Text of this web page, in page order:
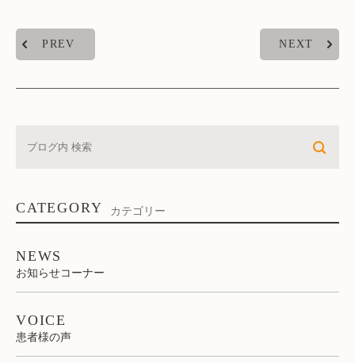
PREV NEXT
CATEGORY カテゴリー
NEWS
お知らせコーナー
VOICE
患者様の声